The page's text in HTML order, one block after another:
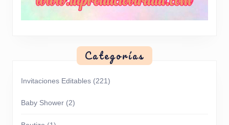
Categorías
Invitaciones Editables (221)
Baby Shower (2)